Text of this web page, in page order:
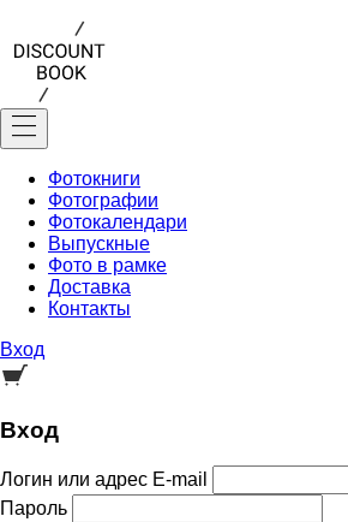
Фотокниги
Фотографии
Фотокалендари
Выпускные
Фото в рамке
Доставка
Контакты
Вход
Вход
Логин или адрес E-mail
Пароль